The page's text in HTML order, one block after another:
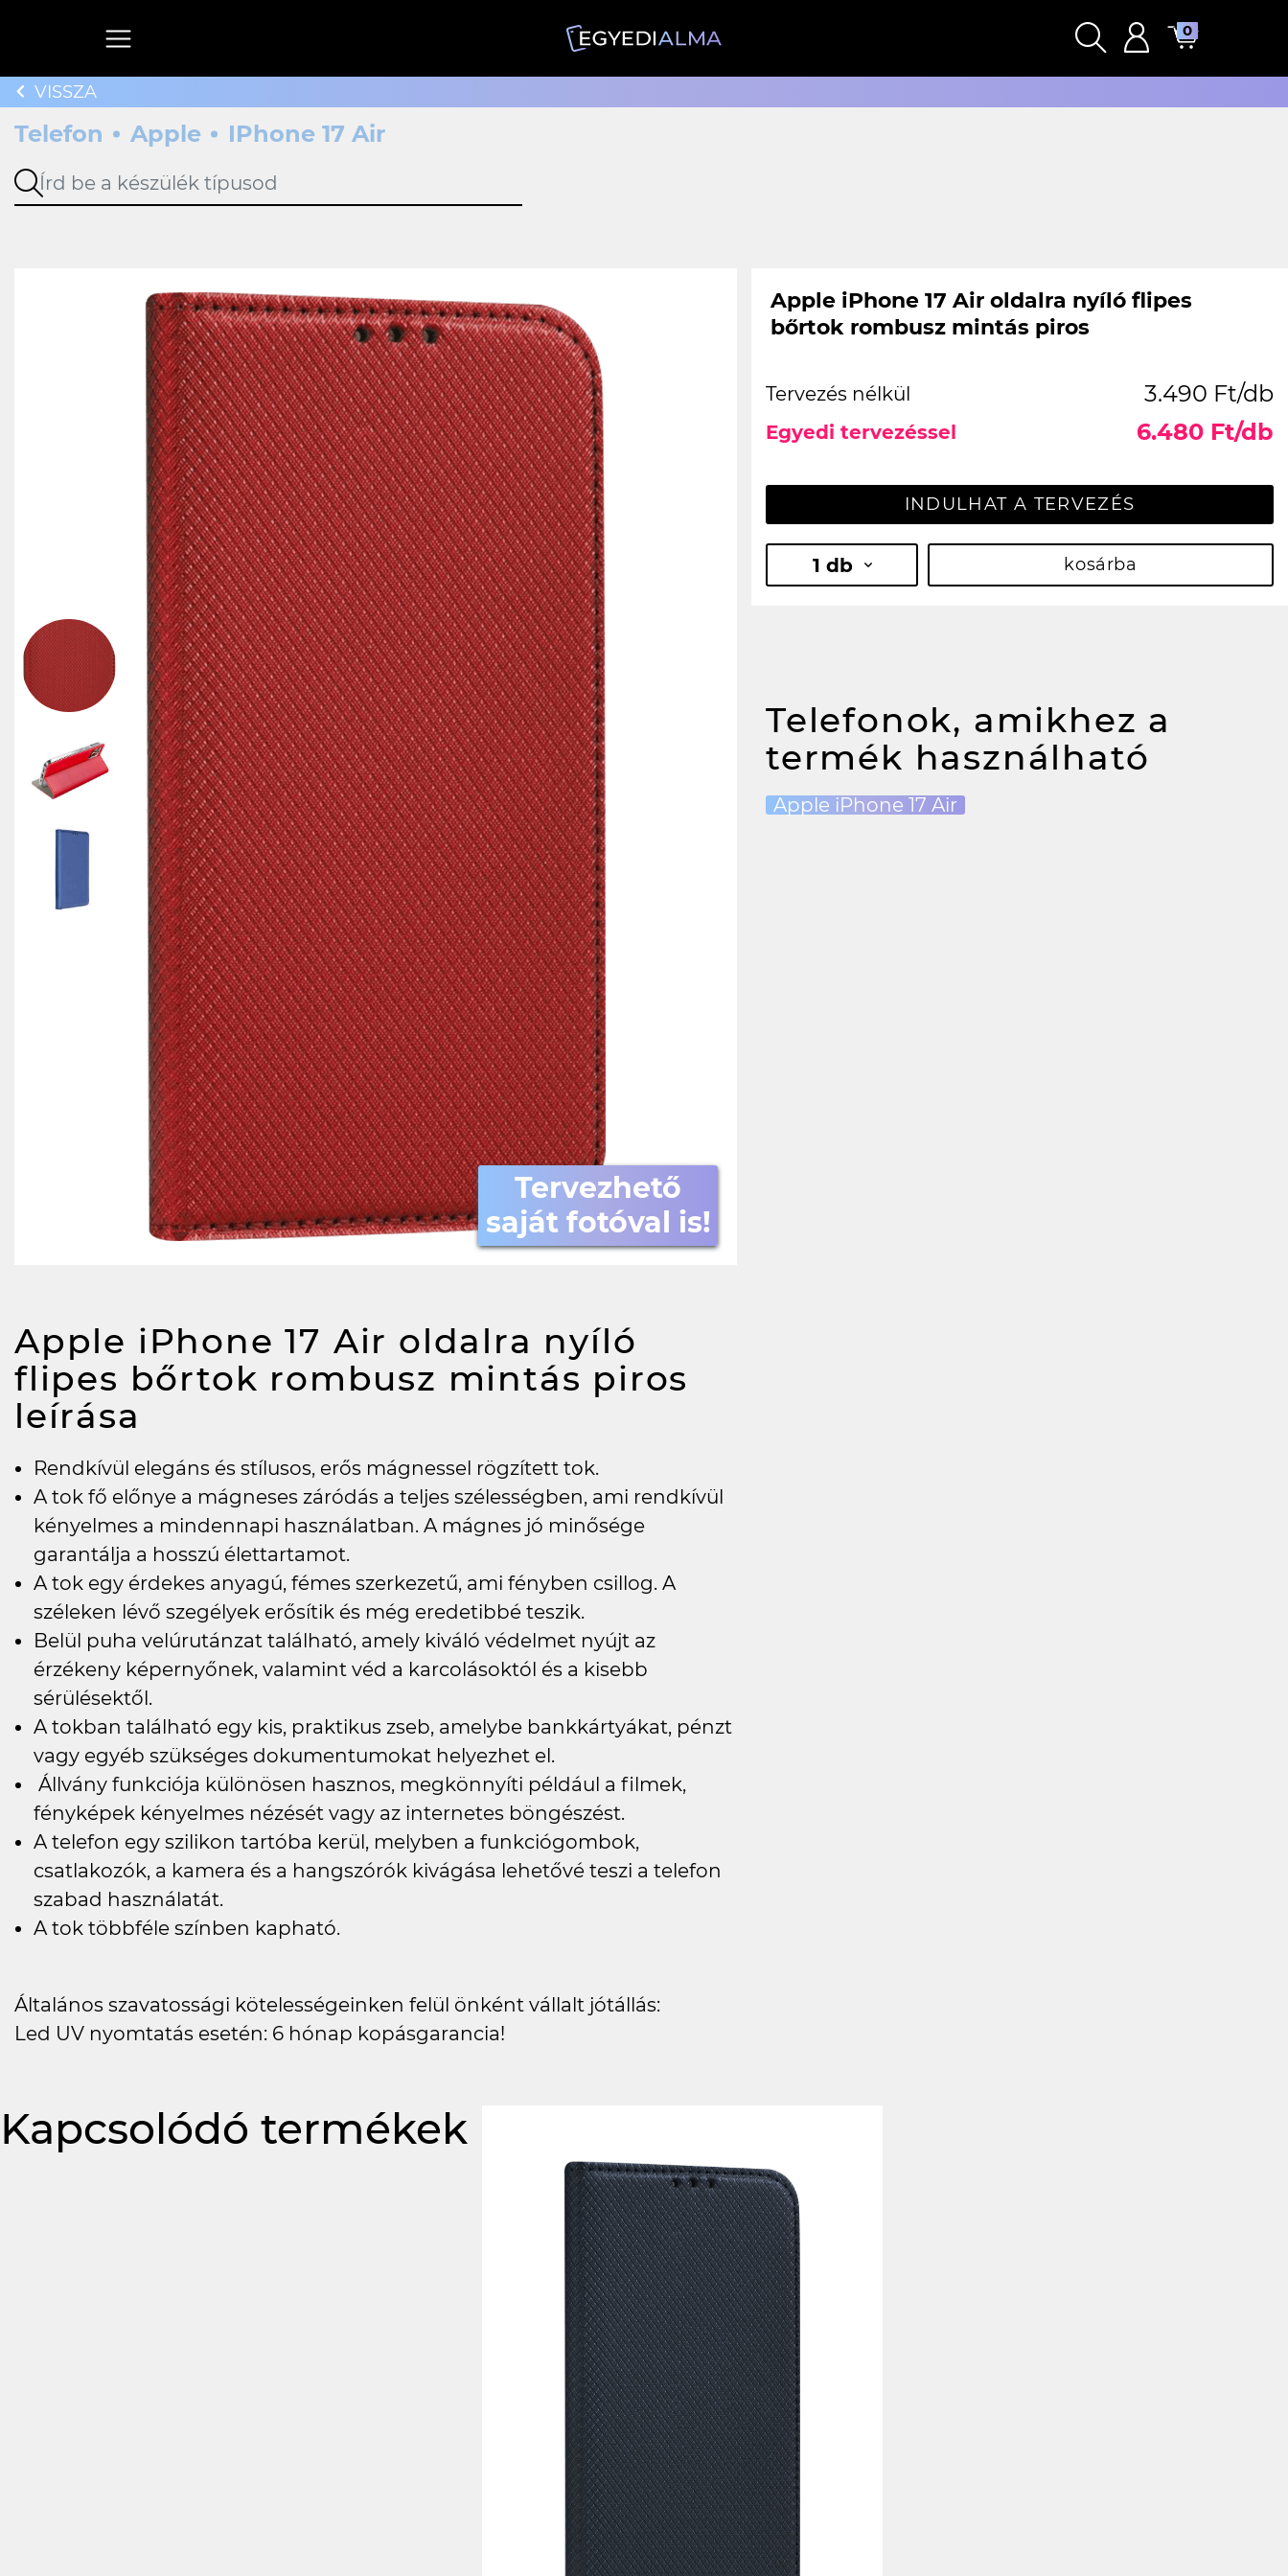
0
VISSZA
Telefon Apple IPhone 17 Air
Tervezhető
saját fotóval is!
Apple iPhone 17 Air oldalra nyíló
flipes bőrtok rombusz mintás piros
leírása
Rendkívül elegáns és stílusos, erős mágnessel rögzített tok.
A tok fő előnye a mágneses záródás a teljes szélességben, ami rendkívül
kényelmes a mindennapi használatban. A mágnes jó minősége
garantálja a hosszú élettartamot.
A tok egy érdekes anyagú, fémes szerkezetű, ami fényben csillog. A
széleken lévő szegélyek erősítik és még eredetibbé teszik.
Belül puha velúrutánzat található, amely kiváló védelmet nyújt az
érzékeny képernyőnek, valamint véd a karcolásoktól és a kisebb
sérülésektől.
A tokban található egy kis, praktikus zseb, amelybe bankkártyákat, pénzt
vagy egyéb szükséges dokumentumokat helyezhet el.
Állvány funkciója különösen hasznos, megkönnyíti például a filmek,
fényképek kényelmes nézését vagy az internetes böngészést.
A telefon egy szilikon tartóba kerül, melyben a funkciógombok,
csatlakozók, a kamera és a hangszórók kivágása lehetővé teszi a telefon
szabad használatát.
A tok többféle színben kapható.
Általános szavatossági kötelességeinken felül önként vállalt jótállás:
Led UV nyomtatás esetén: 6 hónap kopásgarancia!
Apple iPhone 17 Air oldalra nyíló flipes
bőrtok rombusz mintás piros
Tervezés nélkül 3.490 Ft/db
Egyedi tervezéssel 6.480 Ft/db
INDULHAT A TERVEZÉS
1 db kosárba
Telefonok, amikhez a
termék használható
Apple iPhone 17 Air
Kapcsolódó termékek